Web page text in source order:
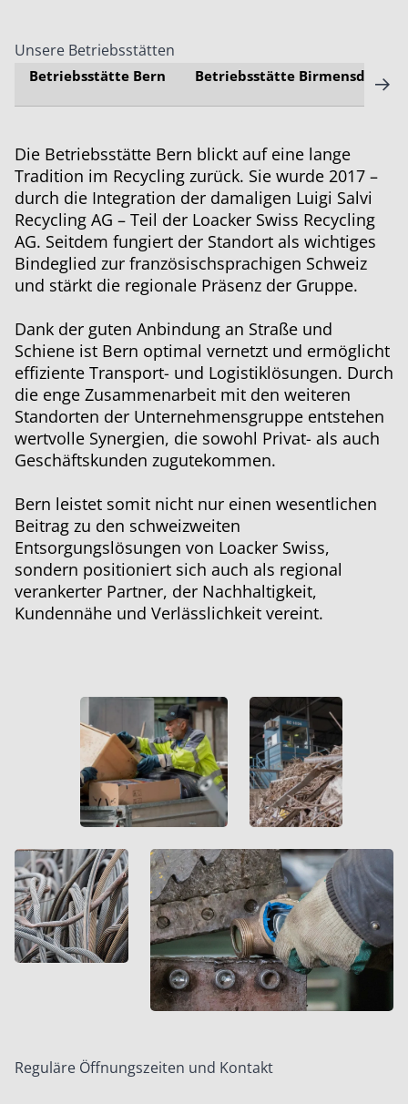
Unsere Betriebsstätten
Betriebsstätte Bern Betriebsstätte Birmensdorf
Die Betriebsstätte Bern blickt auf eine lange
Tradition im Recycling zurück. Sie wurde 2017 –
durch die Integration der damaligen Luigi Salvi
Recycling AG – Teil der Loacker Swiss Recycling
AG. Seitdem fungiert der Standort als wichtiges
Bindeglied zur französischsprachigen Schweiz
und stärkt die regionale Präsenz der Gruppe.
Dank der guten Anbindung an Straße und
Schiene ist Bern optimal vernetzt und ermöglicht
effiziente Transport- und Logistiklösungen. Durch
die enge Zusammenarbeit mit den weiteren
Standorten der Unternehmensgruppe entstehen
wertvolle Synergien, die sowohl Privat- als auch
Geschäftskunden zugutekommen.
Bern leistet somit nicht nur einen wesentlichen
Beitrag zu den schweizweiten
Entsorgungslösungen von Loacker Swiss,
sondern positioniert sich auch als regional
verankerter Partner, der Nachhaltigkeit,
Kundennähe und Verlässlichkeit vereint.
Reguläre Öffnungszeiten und Kontakt